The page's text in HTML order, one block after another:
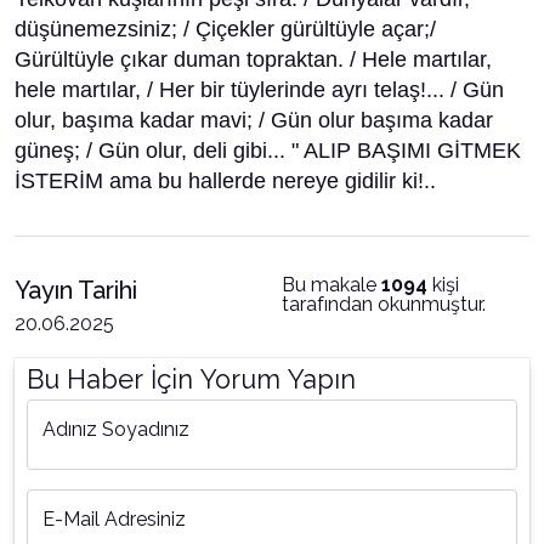
düşünemezsiniz; / Çiçekler gürültüyle açar;/
Gürültüyle çıkar duman topraktan. / Hele martılar,
hele martılar, / Her bir tüylerinde ayrı telaş!... / Gün
olur, başıma kadar mavi; / Gün olur başıma kadar
güneş; / Gün olur, deli gibi... " ALIP BAŞIMI GİTMEK
İSTERİM ama bu hallerde nereye gidilir ki!..
Yayın Tarihi
20.06.2025
Bu makale 1094 kişi
tarafından okunmuştur.
Bu Haber İçin Yorum Yapın
Adınız Soyadınız
E-Mail Adresiniz